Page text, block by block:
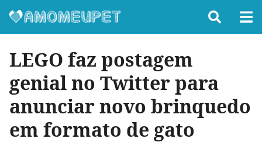
LEGO faz postagem
genial no Twitter para
anunciar novo brinquedo
em formato de gato